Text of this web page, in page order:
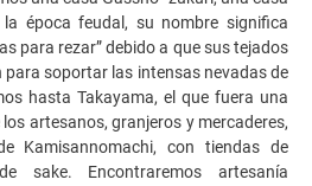
época feudal, su nombre significa
para rezar” debido a que sus tejados
soportar las intensas nevadas de
hasta Takayama, el que fuera una
artesanos, granjeros y mercaderes,
Kamisannomachi, con tiendas de
sake. Encontraremos artesanía